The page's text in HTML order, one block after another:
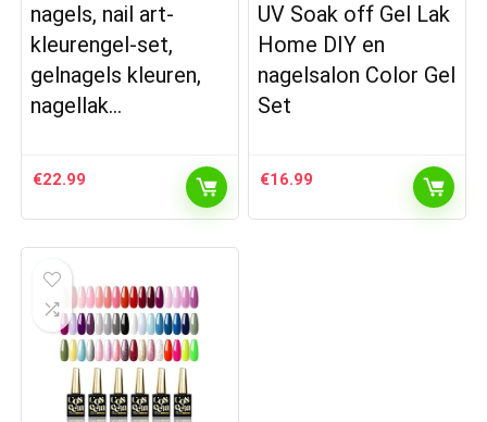
nagels, nail art-
kleurengel-set,
gelnagels kleuren,
nagellak…
€22.99
UV Soak off Gel Lak
Home DIY en
nagelsalon Color Gel
Set
€16.99